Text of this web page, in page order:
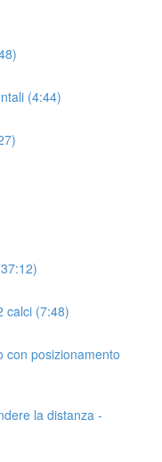
(4:44)
calci (7:48)
con posizionamento
la distanza -